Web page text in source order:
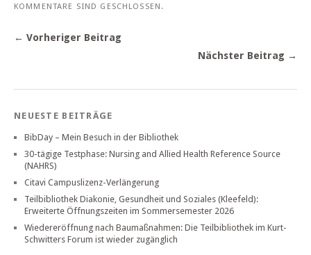
KOMMENTARE SIND GESCHLOSSEN.
← Vorheriger Beitrag
Nächster Beitrag →
NEUESTE BEITRÄGE
BibDay – Mein Besuch in der Bibliothek
30-tägige Testphase: Nursing and Allied Health Reference Source
(NAHRS)
Citavi Campuslizenz-Verlängerung
Teilbibliothek Diakonie, Gesundheit und Soziales (Kleefeld):
Erweiterte Öffnungszeiten im Sommersemester 2026
Wiedereröffnung nach Baumaßnahmen: Die Teilbibliothek im Kurt-
Schwitters Forum ist wieder zugänglich